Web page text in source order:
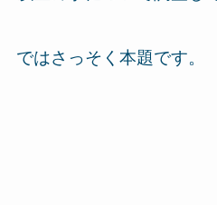
ではさっそく本題です。